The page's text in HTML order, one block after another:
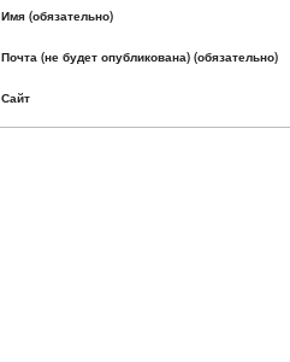
Имя (обязательно)
Почта (не будет опубликована) (обязательно)
Сайт